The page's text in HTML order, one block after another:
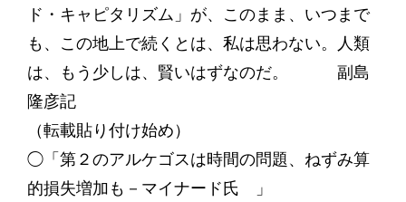
ド・キャピタリズム」が、このまま、いつまで
も、この地上で続くとは、私は思わない。人類
は、もう少しは、賢いはずなのだ。 副島
隆彦記
（転載貼り付け始め）
◯「第２のアルケゴスは時間の問題、ねずみ算
的損失増加も－マイナード氏 」